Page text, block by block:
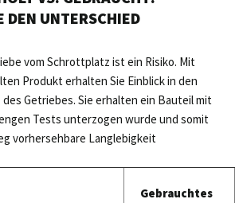
DEN UNTERSCHIED
vom Schrottplatz ist ein Risiko. Mit
Produkt erhalten Sie Einblick in den
Getriebes. Sie erhalten ein Bauteil mit
Tests unterzogen wurde und somit
vorhersehbare Langlebigkeit
Gebrauchtes